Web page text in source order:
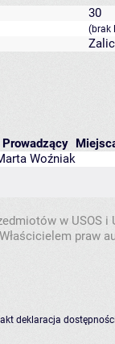
30
(brak
Prowadzący
Woźniak
w USOS
Właścicielem praw
deklaracja